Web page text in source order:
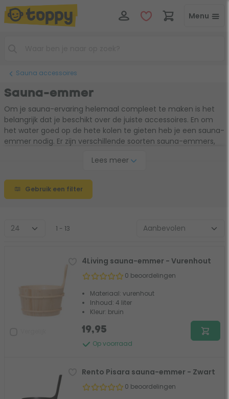
Menu
Sauna accessoires
Sauna-emmer
Om je sauna-ervaring helemaal compleet te maken is het
belangrijk dat je beschikt over de juiste accessoires. En om
het water goed op de hete kolen te gieten heb je een sauna-
emmer nodig. Er zijn verschillende soorten sauna-emmers,
emmer met een moderne look of juist voor iets klassieks. En
in ons assortiment zit altijd de juiste sauna-emmer voor jou!
Lees meer
Gebruik een filter
1 - 13
4Living sauna-emmer - Vurenhout
0 beoordelingen
Materiaal: vurenhout
Inhoud: 4 liter
Kleur: bruin
Op voorraad
19,95
Rento Pisara sauna-emmer - Zwart
0 beoordelingen